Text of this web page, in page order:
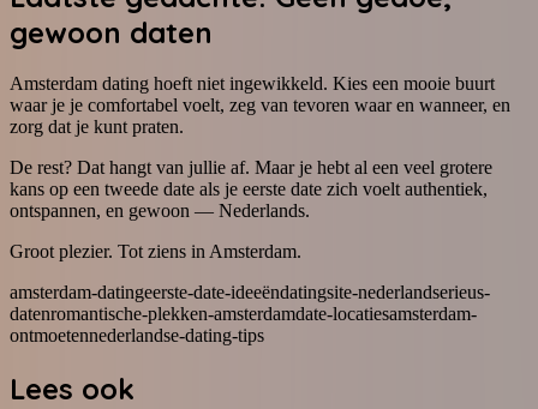
gewoon daten
Amsterdam dating hoeft niet ingewikkeld. Kies een mooie buurt
waar je je comfortabel voelt, zeg van tevoren waar en wanneer, en
zorg dat je kunt praten.
De rest? Dat hangt van jullie af. Maar je hebt al een veel grotere
kans op een tweede date als je eerste date zich voelt authentiek,
ontspannen, en gewoon — Nederlands.
Groot plezier. Tot ziens in Amsterdam.
amsterdam-datingeerste-date-ideeëndatingsite-nederlandserieus-
datenromantische-plekken-amsterdamdate-locatiesamsterdam-
ontmoetennederlandse-dating-tips
Lees ook